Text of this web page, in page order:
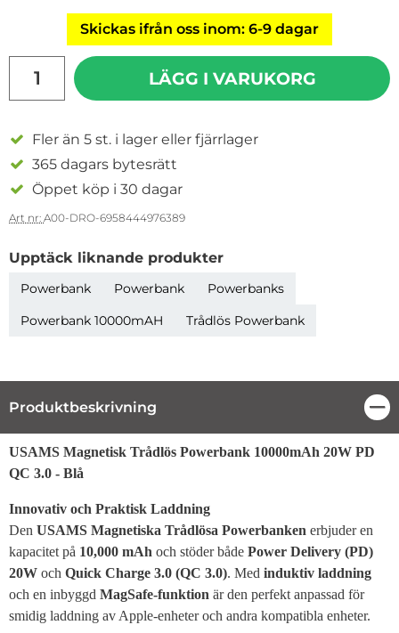
Skickas ifrån oss inom: 6-9 dagar
LÄGG I VARUKORG
Fler än 5 st. i lager eller fjärrlager
365 dagars bytesrätt
Öppet köp i 30 dagar
Art nr: A00-DRO-6958444976389
Upptäck liknande produkter
Powerbank Powerbank
Powerbanks
Powerbank 10000mAH
Trådlös Powerbank
Produktbeskrivning
Produktbeskrivning
USAMS Magnetisk Trådlös Powerbank 10000mAh 20W PD
QC 3.0 - Blå
Innovativ och Praktisk Laddning
Den USAMS Magnetiska Trådlösa Powerbanken erbjuder en
kapacitet på 10,000 mAh och stöder både Power Delivery (PD)
20W och Quick Charge 3.0 (QC 3.0). Med induktiv laddning
och en inbyggd MagSafe-funktion är den perfekt anpassad för
smidig laddning av Apple-enheter och andra kompatibla enheter.